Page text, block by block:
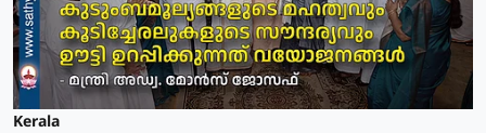
Kerala